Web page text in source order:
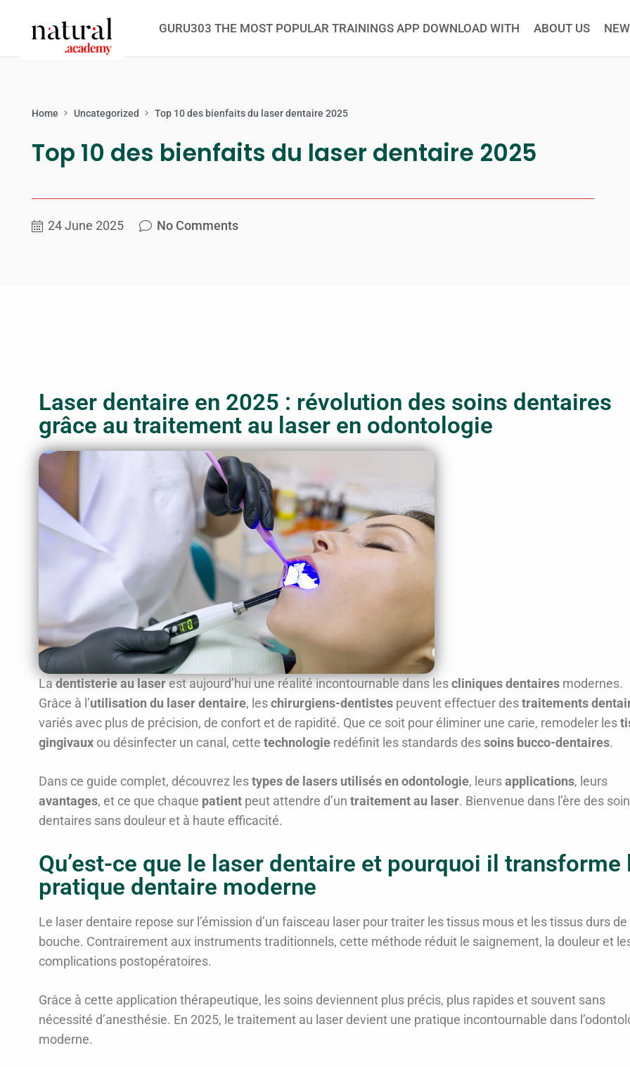
GURU303 THE MOST POPULAR TRAININGS APP DOWNLOAD WITH ABOUT US
Home Uncategorized Top 10 des bienfaits du laser dentaire 2025
Top 10 des bienfaits du laser dentaire 2025
24 June 2025 No Comments
Laser dentaire en 2025 : révolution des soins dentaires
grâce au traitement au laser en odontologie
Ladentisterie au laserest aujourd’hui une réalité incontournable dans lescliniques dentaires modernes.
Grâce à l’utilisation du laser dentaire, leschirurgiens-dentistes peuvent effectuer destraitements
variés avec plus de précision, de confort et de rapidité. Que ce soit pour éliminer une carie, remodeler les
gingivaux ou désinfecter un canal, cette technologie redéfinit les standards dessoins bucco-dentaires.
Dans ce guide complet, découvrez lestypes de lasers utilisés en odontologie, leursapplications, leurs
avantages, et ce que chaque patient peut attendre d’un traitement au laser. Bienvenue dans l’ère des
dentaires sans douleur et à haute efficacité.
Qu’est-ce que le laser dentaire et pourquoi il transforme
pratique dentaire moderne
Le laser dentaire repose sur l’émission d’un faisceau laser pour traiter les tissus mous et les tissus durs de
bouche. Contrairement aux instruments traditionnels, cette méthode réduit le saignement, la douleur et
complications postopératoires.
Grâce à cette application thérapeutique, les soins deviennent plus précis, plus rapides et souvent sans
nécessité d’anesthésie. En 2025, le traitement au laser devient une pratique incontournable dans
moderne.